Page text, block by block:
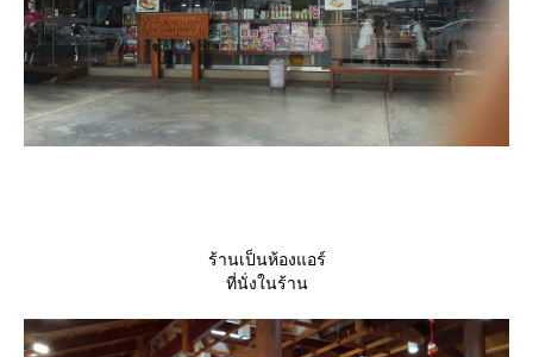
ร้านเป็นห้องแอร์
ที่นั่งในร้าน